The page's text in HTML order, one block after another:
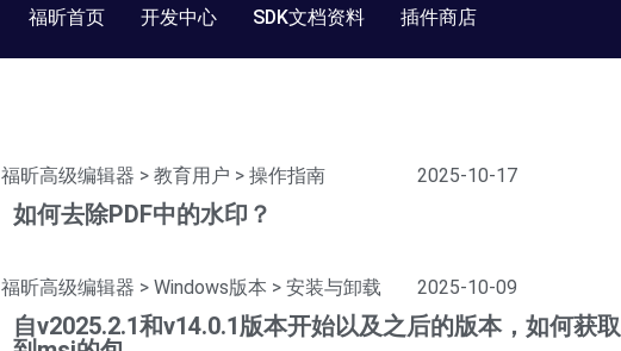
福昕首页 开发中心 SDK文档资料 插件商店
福昕高级编辑器 > 教育用户 > 操作指南 2025-10-17
如何去除PDF中的水印？
福昕高级编辑器 > Windows版本 > 安装与卸载 2025-10-09
自v2025.2.1和v14.0.1版本开始以及之后的版本，如何获取